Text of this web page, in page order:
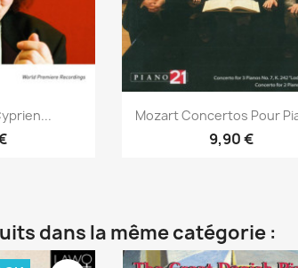
Aperçu rapide
Mozart Concertos Pour
9,90 €
dans la même catégorie :